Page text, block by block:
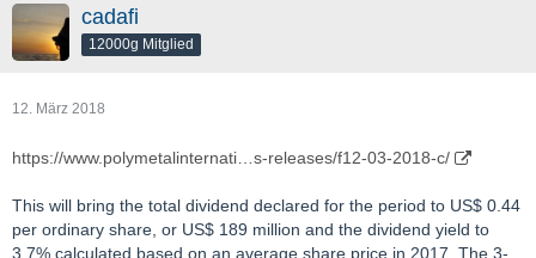
cadafi
12000g Mitglied
12. März 2018
https://www.polymetalinternati…s-releases/f12-03-2018-c/
This will bring the total dividend declared for the period to US$ 0.44
per ordinary share, or US$ 189 million and the dividend yield to
3.7% calculated based on an average share price in 2017. The 3-